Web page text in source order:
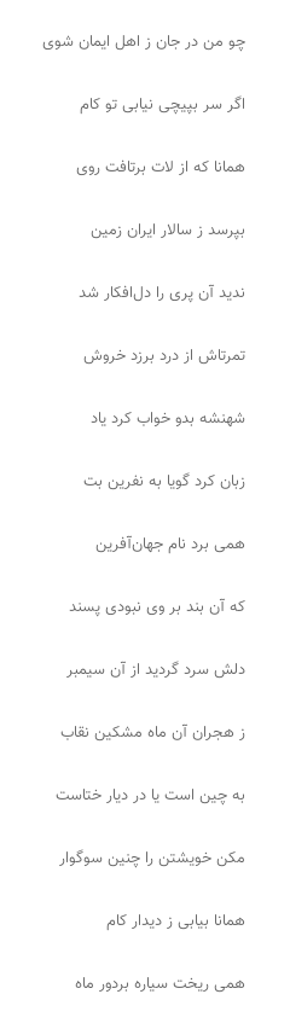
چو من در جان ز اهل ایمان شوی
اگر سر بپیچی نیابی تو کام
همانا که از لات برتافت روی
بپرسد ز سالار ایران زمین
ندید آن پری را دل‌افکار شد
تمرتاش از درد برزد خروش
شهنشه بدو خواب کرد یاد
زبان کرد گویا به نفرین بت
همی برد نام جهان‌آفرین
که آن بند بر وی نبودی پسند
دلش سرد گردید از آن سیمبر
ز هجران آن ماه مشکین نقاب
به چین است یا در دیار ختاست
مکن خویشتن را چنین سوگوار
همانا بیابی ز دیدار کام
همی ریخت سیاره بردور ماه